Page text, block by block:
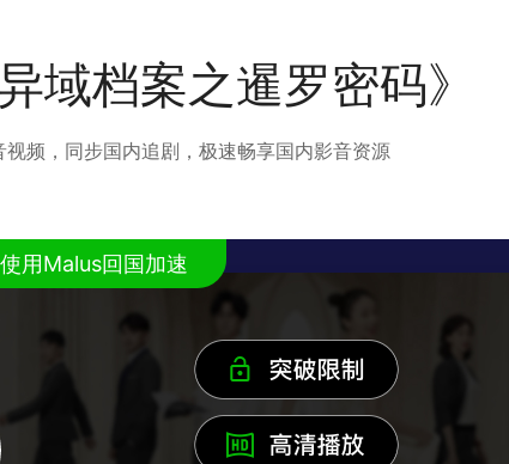
域档案之暹罗密码》
频，同步国内追剧，极速畅享国内影音资源
使用Malus回国加速